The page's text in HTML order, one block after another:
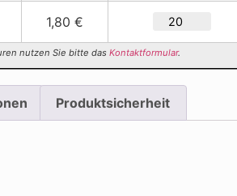
1,80 €
nutzen Sie bitte das Kontaktformular.
Produktsicherheit